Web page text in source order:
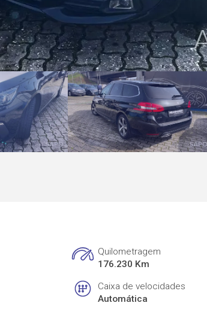
Quilometragem
176.230 Km
Caixa de velocidades
Automática